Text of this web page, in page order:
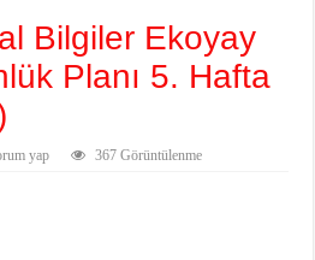
Bilgiler Ekoyay
Planı 5. Hafta
yap 367 Görüntülenme